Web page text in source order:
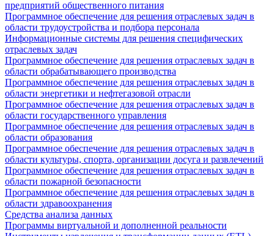
предприятий общественного питания
Программное обеспечение для решения отраслевых задач в
области трудоустройства и подбора персонала
Информационные системы для решения специфических
отраслевых задач
Программное обеспечение для решения отраслевых задач в
области обрабатывающего производства
Программное обеспечение для решения отраслевых задач в
области энергетики и нефтегазовой отрасли
Программное обеспечение для решения отраслевых задач в
области государственного управления
Программное обеспечение для решения отраслевых задач в
области образования
Программное обеспечение для решения отраслевых задач в
области культуры, спорта, организации досуга и развлечений
Программное обеспечение для решения отраслевых задач в
области пожарной безопасности
Программное обеспечение для решения отраслевых задач в
области здравоохранения
Средства анализа данных
Программы виртуальной и дополненной реальности